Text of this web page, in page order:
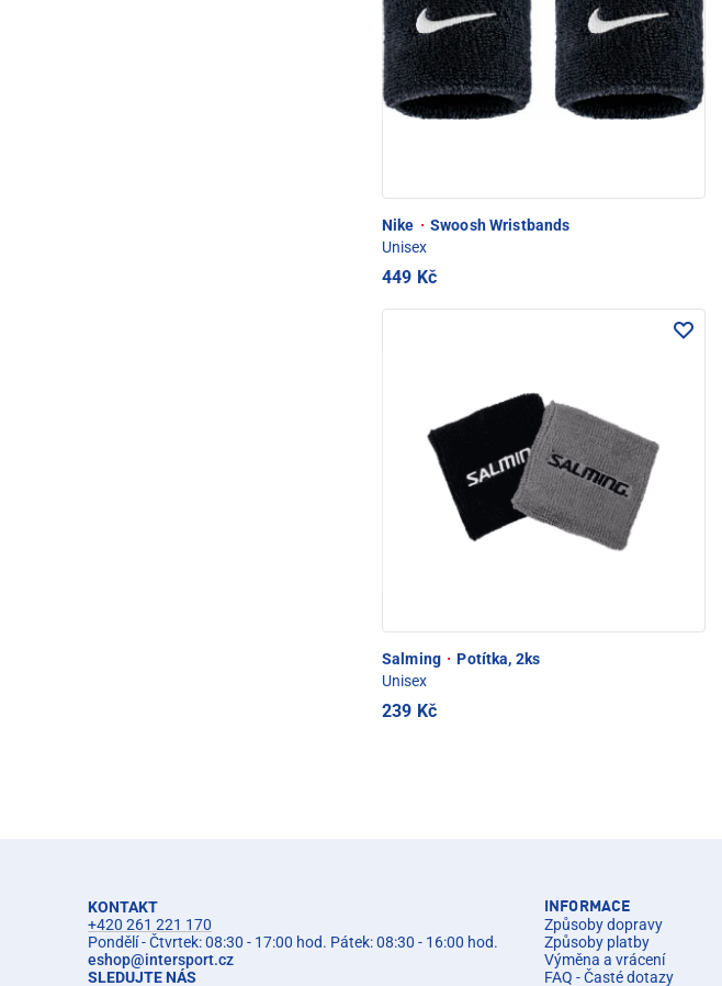
Nike · Swoosh Wristbands
Unisex
449 Kč
Salming · Potítka, 2ks
Unisex
239 Kč
KONTAKT
+420 261 221 170
Pondělí - Čtvrtek: 08:30 - 17:00 hod. Pátek: 08:30 - 16:00 hod.
eshop@intersport.cz
SLEDUJTE NÁS
INFORMACE
Způsoby dopravy
Způsoby platby
Výměna a vrácení
FAQ - Časté dotazy